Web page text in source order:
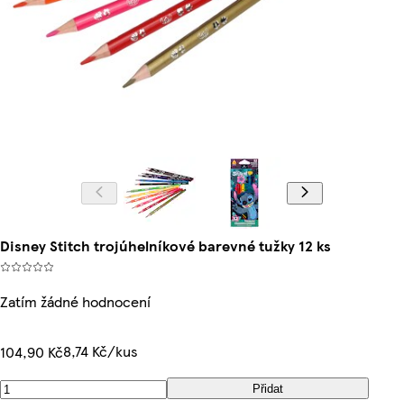
Disney Stitch trojúhelníkové barevné tužky 12 ks
Zatím žádné hodnocení
104,90 Kč8,74 Kč/kus
Přidat